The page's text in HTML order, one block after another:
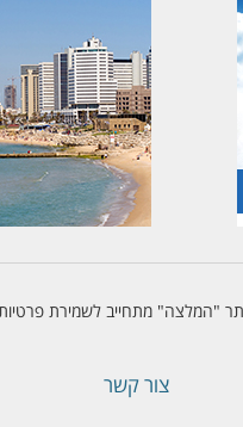
"המלצה" מתחייב לשמירת
צור קשר